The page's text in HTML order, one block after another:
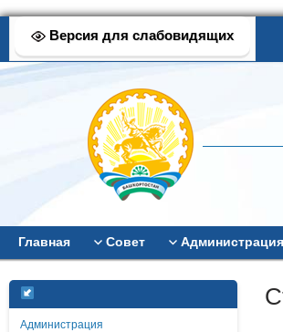
Версия для слабовидящих
Главная Совет Администрация
Администрация